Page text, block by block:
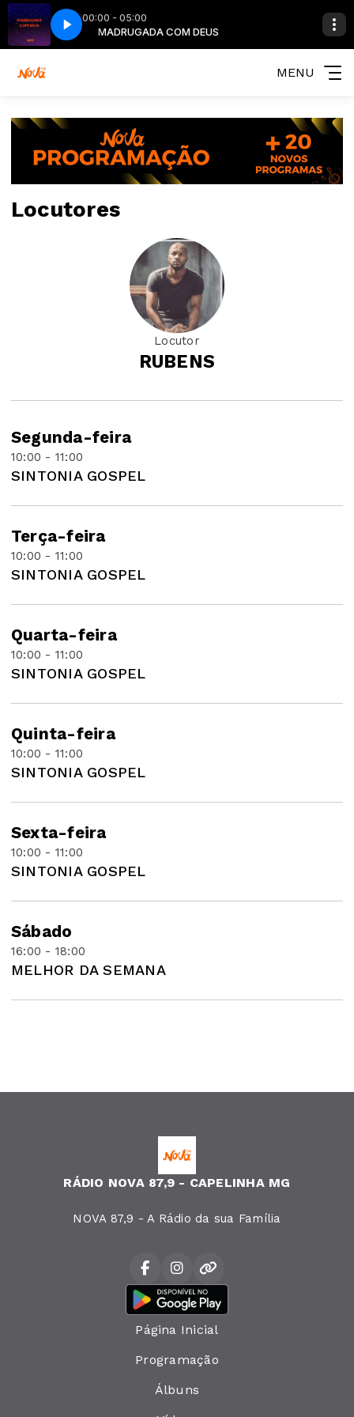
00:00 - 05:00
MADRUGADA COM DEUS
MENU
Locutores
Locutor
RUBENS
Segunda-feira
10:00 - 11:00
SINTONIA GOSPEL
Terça-feira
10:00 - 11:00
SINTONIA GOSPEL
Quarta-feira
10:00 - 11:00
SINTONIA GOSPEL
Quinta-feira
10:00 - 11:00
SINTONIA GOSPEL
Sexta-feira
10:00 - 11:00
SINTONIA GOSPEL
Sábado
16:00 - 18:00
MELHOR DA SEMANA
RÁDIO NOVA 87,9 - CAPELINHA MG
NOVA 87,9 - A Rádio da sua Família
Página Inicial
Programação
Álbuns